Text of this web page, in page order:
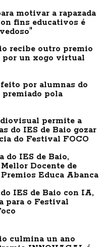
motivar a rapazada
fins educativos é
recibe outro premio
por un xogo virtual
por alumnas do
premiado pola
permite a
do IES de Baio gozar
do Festival FOCO
do IES de Baio,
Docente de
Educa Abanca
IES de Baio con IA,
para o Festival
culmina un ano